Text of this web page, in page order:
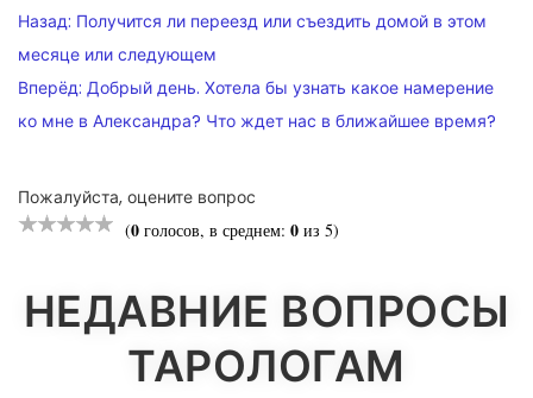
НАВИГАЦИЯ
ПО
ЗАПИСЯМ
Назад: Получится ли переезд или съездить домой в этом
месяце или следующем
Вперёд: Добрый день. Хотела бы узнать какое намерение
ко мне в Александра? Что ждет нас в ближайшее время?
Пожалуйста, оцените вопрос
(0 голосов, в среднем: 0 из 5)
НЕДАВНИЕ ВОПРОСЫ
ТАРОЛОГАМ